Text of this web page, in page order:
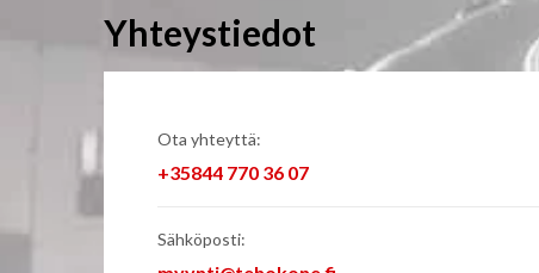
Yhteystiedot
Ota yhteyttä:
+35844 770 36 07
Sähköposti: